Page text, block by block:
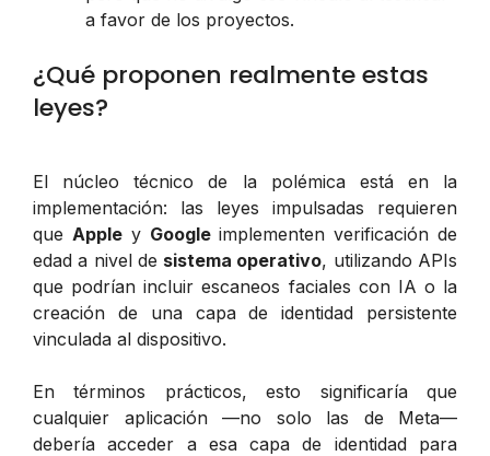
a favor de los proyectos.
¿Qué proponen realmente estas
leyes?
El núcleo técnico de la polémica está en la
implementación: las leyes impulsadas requieren
que Appley Googleimplementen verificación de
edad a nivel de sistema operativo, utilizando APIs
que podrían incluir escaneos faciales con IA o la
creación de una capa de identidad persistente
vinculada al dispositivo.
En términos prácticos, esto significaría que
cualquier aplicación —no solo las de Meta—
debería acceder a esa capa de identidad para